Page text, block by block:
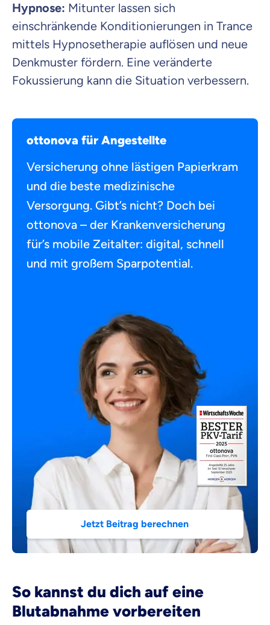
Hypnose: Mitunter lassen sich
einschränkende Konditionierungen in Trance
mittels Hypnosetherapie auflösen und neue
Denkmuster fördern. Eine veränderte
Fokussierung kann die Situation verbessern.
ottonova für Angestellte
Versicherung ohne lästigen Papierkram
und die beste medizinische
Versorgung. Gibt’s nicht? Doch bei
ottonova – der Krankenversicherung
für’s mobile Zeitalter: digital, schnell
und mit großem Sparpotential.
Jetzt Beitrag berechnen
So kannst du dich auf eine
Blutabnahme vorbereiten